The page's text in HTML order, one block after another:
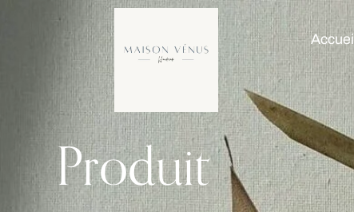
Accueil
Produit